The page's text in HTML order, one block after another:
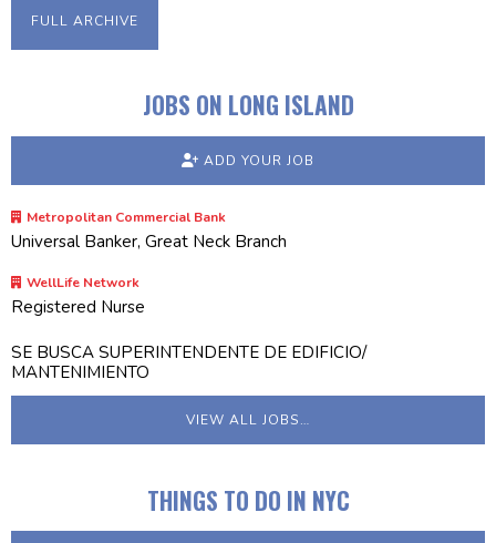
FULL ARCHIVE
JOBS ON LONG ISLAND
ADD YOUR JOB
Metropolitan Commercial Bank
Universal Banker, Great Neck Branch
WellLife Network
Registered Nurse
SE BUSCA SUPERINTENDENTE DE EDIFICIO/
MANTENIMIENTO
VIEW ALL JOBS…
THINGS TO DO IN NYC